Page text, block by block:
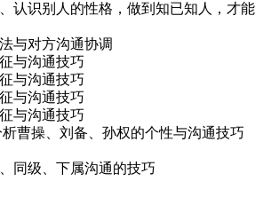
识别人的性格，做到知已知人，才能
对方沟通协调
与沟通技巧
与沟通技巧
与沟通技巧
与沟通技巧
曹操、刘备、孙权的个性与沟通技巧
级、下属沟通的技巧